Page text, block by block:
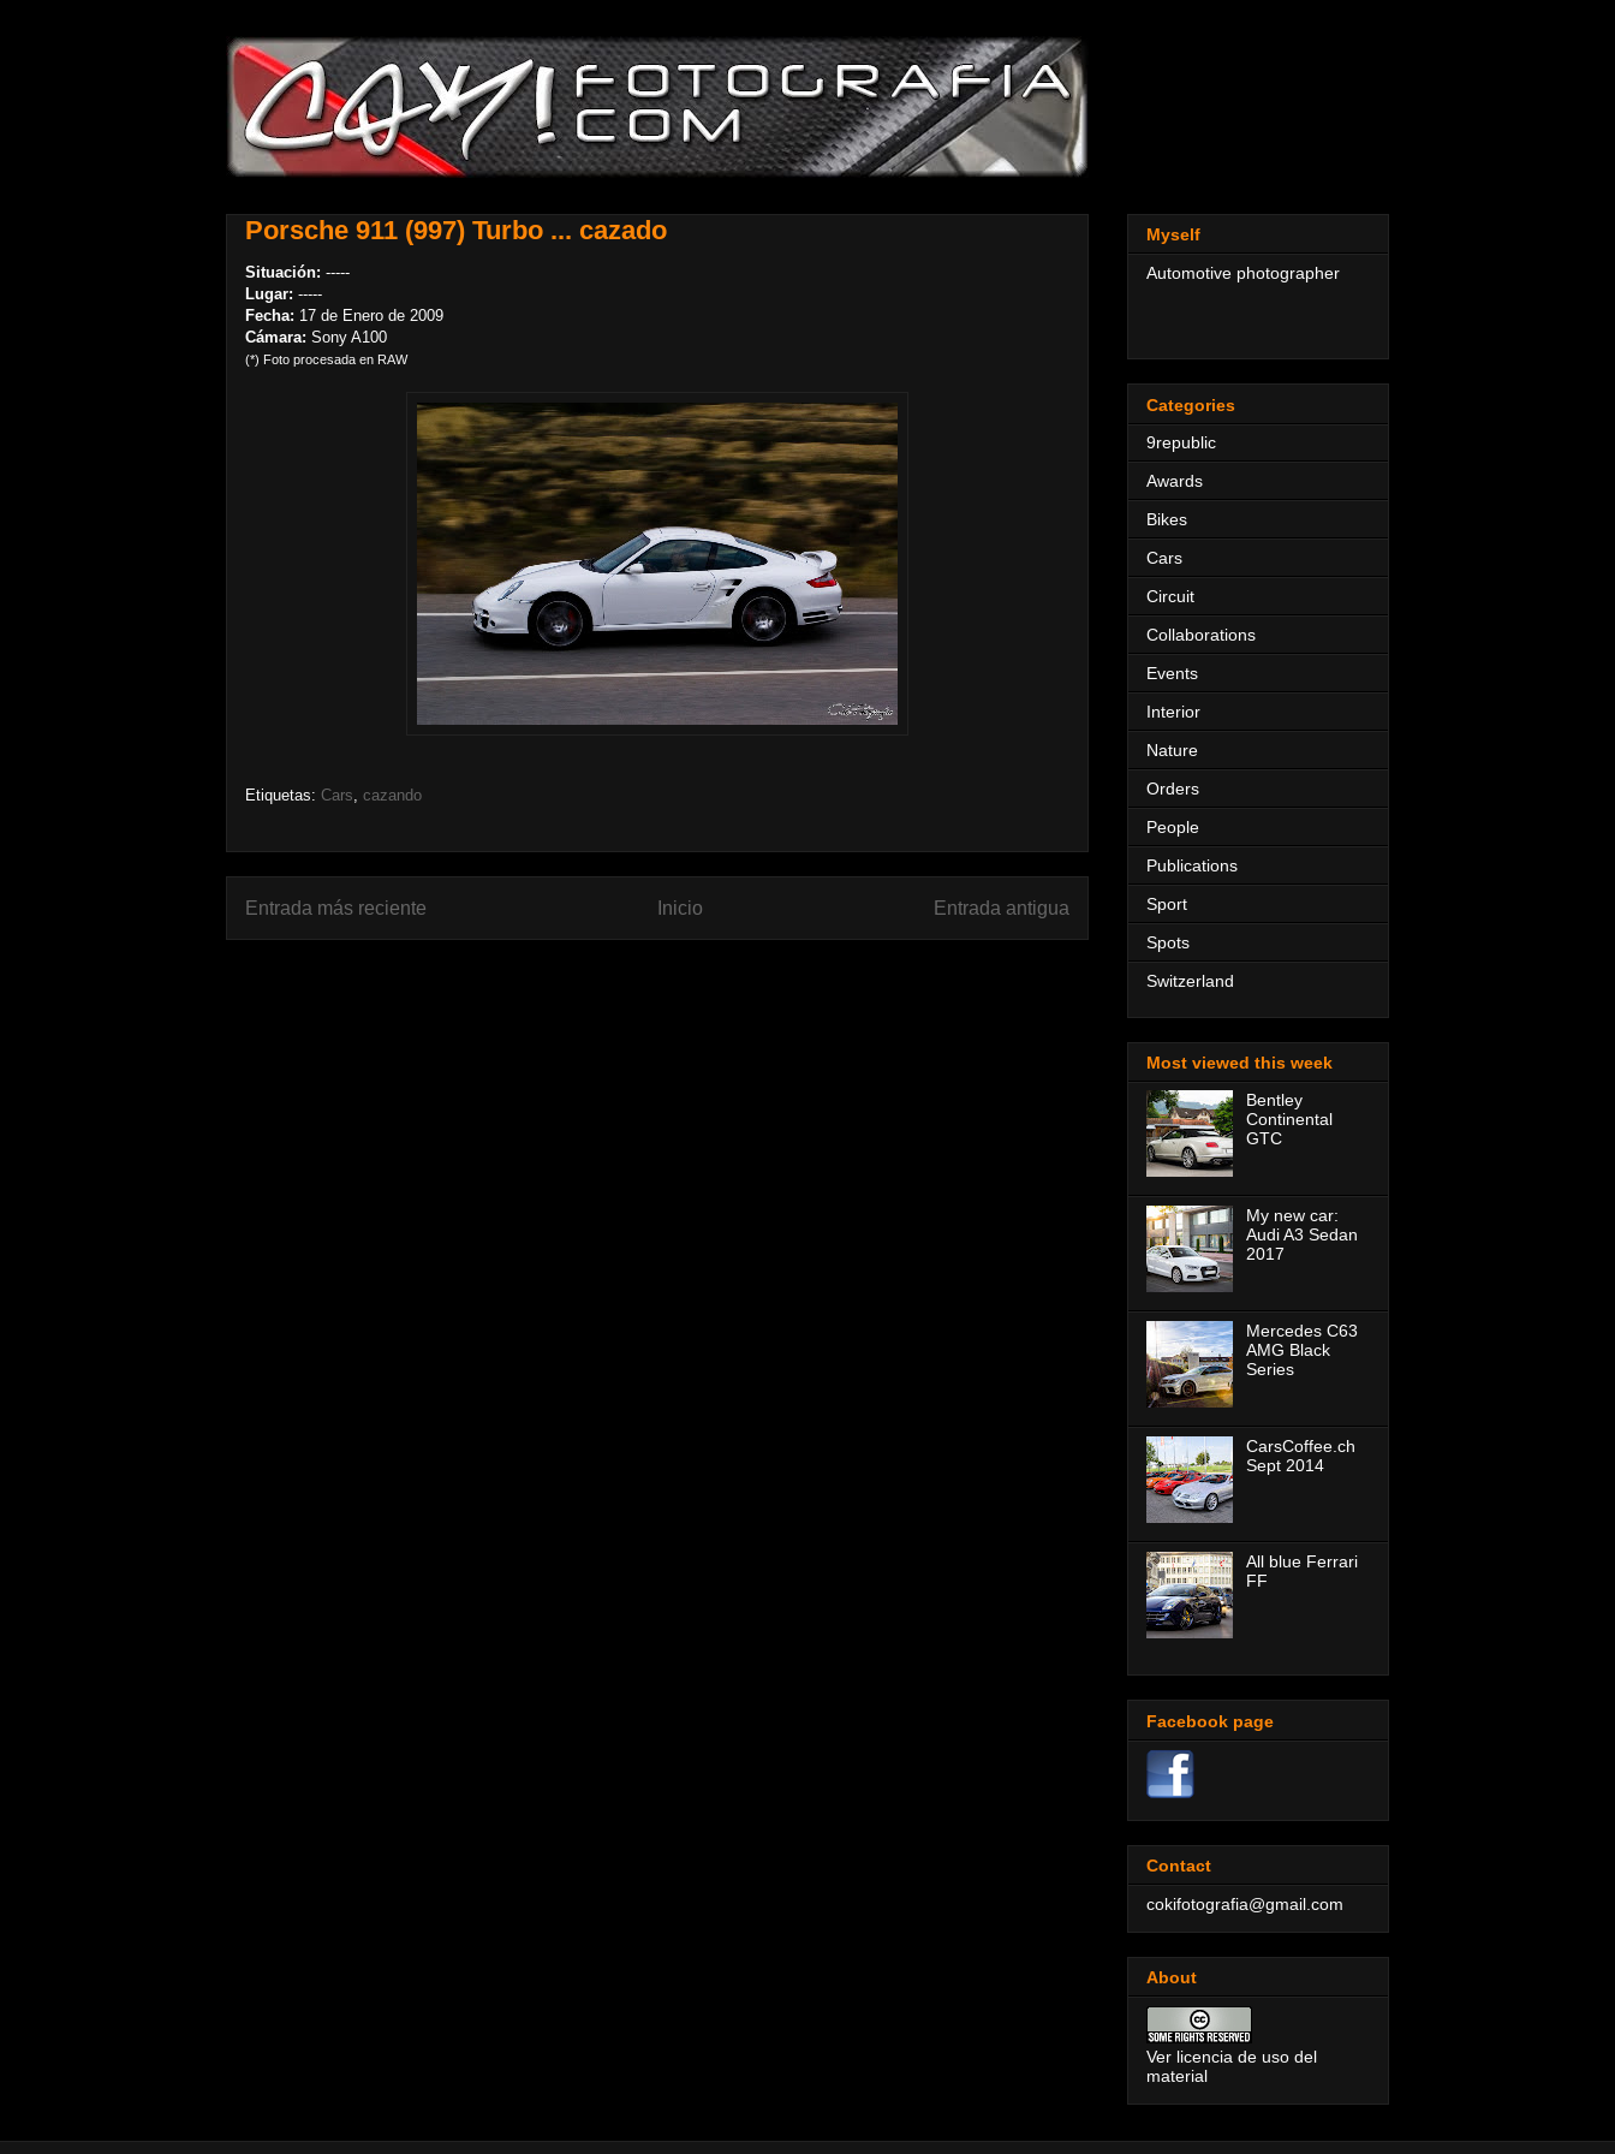
Porsche 911 (997) Turbo ... cazado
Situación: -----
Lugar: -----
Fecha: 17 de Enero de 2009
Cámara: Sony A100
(*) Foto procesada en RAW
Etiquetas: Cars cazando
Entrada más reciente Entrada antigua
Inicio
Myself
Automotive photographer
Categories
9republic
Awards
Bikes
Cars
Circuit
Collaborations
Events
Interior
Nature
Orders
People
Publications
Sport
Spots
Switzerland
Most viewed this week
Bentley
Continental
GTC
My new car:
Audi A3 Sedan
2017
Mercedes C63
AMG Black
Series
CarsCoffee.ch
Sept 2014
All blue Ferrari
FF
Facebook page
Contact
cokifotografia@gmail.com
About
Ver licencia de uso del
material